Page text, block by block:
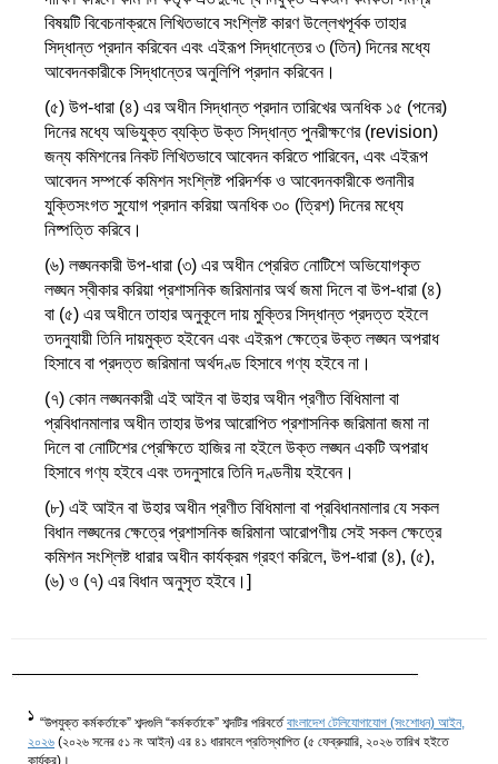
বিষয়টি বিবেচনাক্রমে লিখিতভাবে সংশ্লিষ্ট কারণ উল্লেখপূর্বক তাহার
সিদ্ধান্ত প্রদান করিবেন এবং এইরূপ সিদ্ধান্তের ৩ (তিন) দিনের মধ্যে
আবেদনকারীকে সিদ্ধান্তের অনুলিপি প্রদান করিবেন।
(৫) উপ-ধারা (৪) এর অধীন সিদ্ধান্ত প্রদান তারিখের অনধিক ১৫ (পনের)
দিনের মধ্যে অভিযুক্ত ব্যক্তি উক্ত সিদ্ধান্ত পুনরীক্ষণের (revision)
জন্য কমিশনের নিকট লিখিতভাবে আবেদন করিতে পারিবেন, এবং এইরূপ
আবেদন সম্পর্কে কমিশন সংশ্লিষ্ট পরিদর্শক ও আবেদনকারীকে শুনানীর
যুক্তিসংগত সুযোগ প্রদান করিয়া অনধিক ৩০ (ত্রিশ) দিনের মধ্যে
নিষ্পত্তি করিবে।
(৬) লঙ্ঘনকারী উপ-ধারা (৩) এর অধীন প্রেরিত নোটিশে অভিযোগকৃত
লঙ্ঘন স্বীকার করিয়া প্রশাসনিক জরিমানার অর্থ জমা দিলে বা উপ-ধারা (৪)
বা (৫) এর অধীনে তাহার অনুকূলে দায় মুক্তির সিদ্ধান্ত প্রদত্ত হইলে
তদনুযায়ী তিনি দায়মুক্ত হইবেন এবং এইরূপ ক্ষেত্রে উক্ত লঙ্ঘন অপরাধ
হিসাবে বা প্রদত্ত জরিমানা অর্থদণ্ড হিসাবে গণ্য হইবে না।
(৭) কোন লঙ্ঘনকারী এই আইন বা উহার অধীন প্রণীত বিধিমালা বা
প্রবিধানমালার অধীন তাহার উপর আরোপিত প্রশাসনিক জরিমানা জমা না
দিলে বা নোটিশের প্রেক্ষিতে হাজির না হইলে উক্ত লঙ্ঘন একটি অপরাধ
হিসাবে গণ্য হইবে এবং তদনুসারে তিনি দণ্ডনীয় হইবেন।
(৮) এই আইন বা উহার অধীন প্রণীত বিধিমালা বা প্রবিধানমালার যে সকল
বিধান লঙ্ঘনের ক্ষেত্রে প্রশাসনিক জরিমানা আরোপণীয় সেই সকল ক্ষেত্রে
কমিশন সংশ্লিষ্ট ধারার অধীন কার্যক্রম গ্রহণ করিলে, উপ-ধারা (৪), (৫),
(৬) ও (৭) এর বিধান অনুসৃত হইবে।]
1 “উপযুক্ত কর্মকর্তাকে” শব্দগুলি “কর্মকর্তাকে” শব্দটির পরিবর্তেবাংলাদেশ টেলিযোগাযোগ (সংশোধন) আইন,
২০২৬ (২০২৬ সনের ৫১ নং আইন) এর ৪১ ধারাবলে প্রতিস্থাপিত (৫ ফেব্রুয়ারি, ২০২৬ তারিখ হইতে